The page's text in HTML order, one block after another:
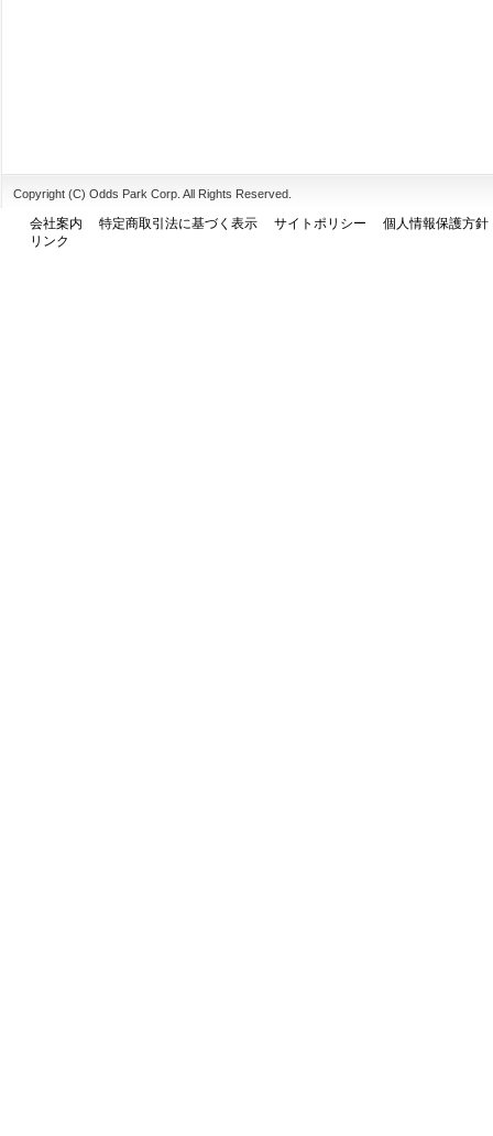
Copyright (C) Odds Park Corp. All Rights Reserved.
会社案内 特定商取引法に基づく表示 サイトポリシー
個人情報保護方針
リンク